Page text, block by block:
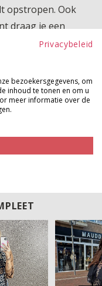
opstropen. Ook
draag je een
subtiel stukje
te ver, dan
mooi op zijn plek.
must have voor
verzorgde
Privacybeleid
bezoekersgegevens, om
inhoud te tonen en om u
meer informatie over de